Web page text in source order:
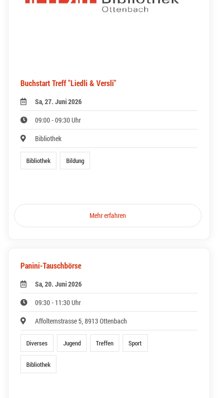
Buchstart Treff "Liedli & Versli"
Sa, 27. Juni 2026
09:00 - 09:30 Uhr
Bibliothek
Bibliothek Bildung
Mehr erfahren
Panini-Tauschbörse
Sa, 20. Juni 2026
09:30 - 11:30 Uhr
Affolternstrasse 5, 8913 Ottenbach
Diverses Jugend Treffen Sport
Bibliothek